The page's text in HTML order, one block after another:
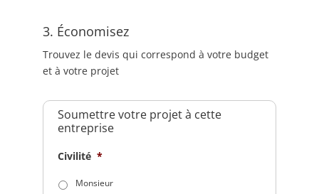
3. Économisez
Trouvez le devis qui correspond à votre budget
et à votre projet
Soumettre votre projet à cette
entreprise
Civilité *
Monsieur